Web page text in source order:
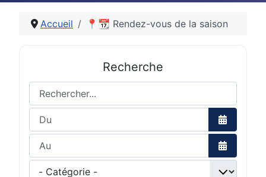
Accueil 📍📆 Rendez-vous de la saison
Recherche
Rechercher...
Ouvrir le
Ouvrir le